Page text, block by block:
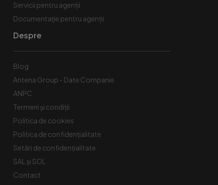
Servicii pentru agenții
Documentație pentru agenții
Despre
Blog
Antena Group - Date Companie
ANPC
Termeni și condiții
Politica de cookies
Politica de confidențialitate
Setări de confidențialitate
SAL și SOL
Contact